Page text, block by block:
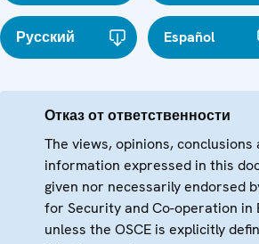
Русский Español
Отказ от ответственности
The views, opinions, conclusions
information expressed in this
given nor necessarily endorsed
for Security and Co-operation in
unless the OSCE is explicitly